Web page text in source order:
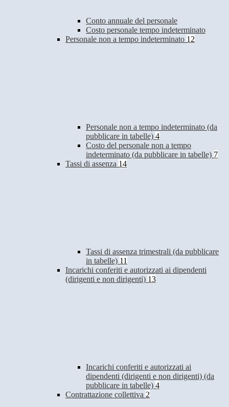
Conto annuale del personale
Costo personale tempo indeterminato
Personale non a tempo indeterminato 12
Personale non a tempo indeterminato (da
pubblicare in tabelle) 4
Costo del personale non a tempo
indeterminato (da pubblicare in tabelle) 7
Tassi di assenza 14
Tassi di assenza trimestrali (da pubblicare
in tabelle) 11
Incarichi conferiti e autorizzati ai dipendenti
(dirigenti e non dirigenti) 13
Incarichi conferiti e autorizzati ai
dipendenti (dirigenti e non dirigenti) (da
pubblicare in tabelle) 4
Contrattazione collettiva 2